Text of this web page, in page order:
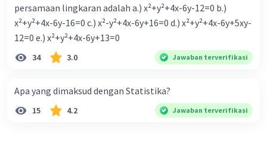
persamaan lingkaran adalah a.) x²+y²+4x-6y-12=0 b.)
x²+y²+4x-6y-16=0 c.) x²-y²+4x-6y+16=0 d.) x²+y²+4x-6y+5xy-
12=0 e.) x²+y²+4x-6y+13=0
34 3.0 Jawaban terverifikasi
Apa yang dimaksud dengan Statistika?
15 4.2 Jawaban terverifikasi